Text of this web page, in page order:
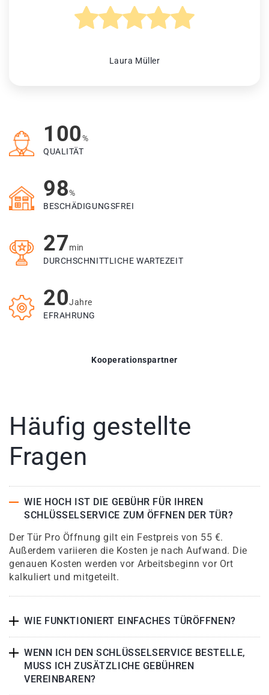
Laura Müller
100%
QUALITÄT
98%
BESCHÄDIGUNGSFREI
27min
DURCHSCHNITTLICHE WARTEZEIT
20Jahre
EFRAHRUNG
Kooperationspartner
Häufig gestellte
Fragen
WIE HOCH IST DIE GEBÜHR FÜR IHREN
SCHLÜSSELSERVICE ZUM ÖFFNEN DER TÜR?
Der Tür Pro Öffnung gilt ein Festpreis von 55 €.
Außerdem variieren die Kosten je nach Aufwand. Die
genauen Kosten werden vor Arbeitsbeginn vor Ort
kalkuliert und mitgeteilt.
WIE FUNKTIONIERT EINFACHES TÜRÖFFNEN?
WENN ICH DEN SCHLÜSSELSERVICE BESTELLE,
MUSS ICH ZUSÄTZLICHE GEBÜHREN
VEREINBAREN?